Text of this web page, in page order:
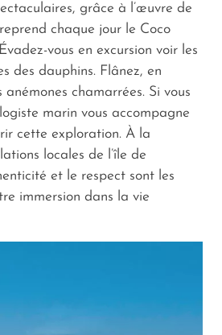
grâce à l’œuvre de
chaque jour le Coco
vous en excursion voir les
des dauphins. Flânez, en
anémones chamarrées. Si vous
marin vous accompagne
cette exploration. À la
locales de l’île de
et le respect sont les
immersion dans la vie